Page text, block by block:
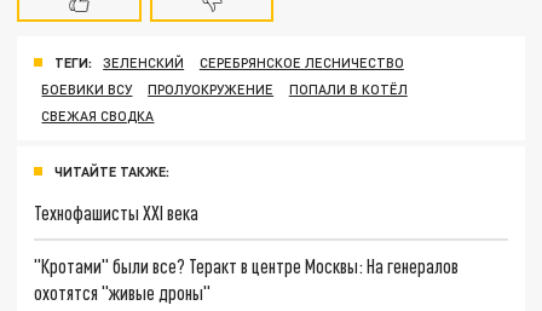
ТЕГИ: ЗЕЛЕНСКИЙ
СЕРЕБРЯНСКОЕ ЛЕСНИЧЕСТВО
БОЕВИКИ ВСУ
ПРОЛУОКРУЖЕНИЕ
ПОПАЛИ В КОТЁЛ
СВЕЖАЯ СВОДКА
ЧИТАЙТЕ ТАКЖЕ:
Технофашисты XXI века
"Кротами" были все? Теракт в центре Москвы: На генералов
охотятся "живые дроны"